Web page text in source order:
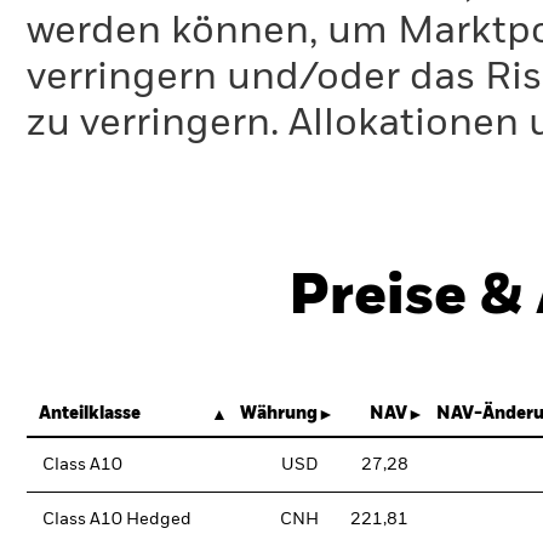
werden können, um
verringern und/oder das
zu verringern. Allokationen
Preise
Anteilklasse Währung NAV NAV-
Class A10 USD 27,28
Class A10 Hedged CNH 221,81